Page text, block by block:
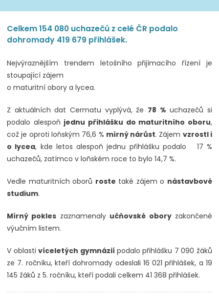
Celkem 154 080 uchazečů z celé ČR podalo
dohromady 419 679 přihlášek.
Nejvýraznějším trendem letošního přijímacího řízení je
stoupající zájem
o maturitní obory a lycea.
Z aktuálních dat Cermatu vyplývá, že 78 % uchazečů si
podalo alespoň jednu přihlášku do maturitního oboru,
což je oproti loňským 76,6 % mírný nárůst. Zájem vzrostl i
o lycea, kde letos alespoň jednu přihlášku podalo 17 %
uchazečů, zatímco v loňském roce to bylo 14,7 %.
Vedle maturitních oborů roste také zájem o nástavbové
studium.
Mírný pokles zaznamenaly učňovské oboryzakončené
výučním listem.
V oblastivíceletých gymnázií podalo přihlášku 7 090 žáků
ze 7. ročníku, kteří dohromady odeslali 16 021 přihlášek, a 19
145 žáků z 5. ročníku, kteří podali celkem 41 368 přihlášek.